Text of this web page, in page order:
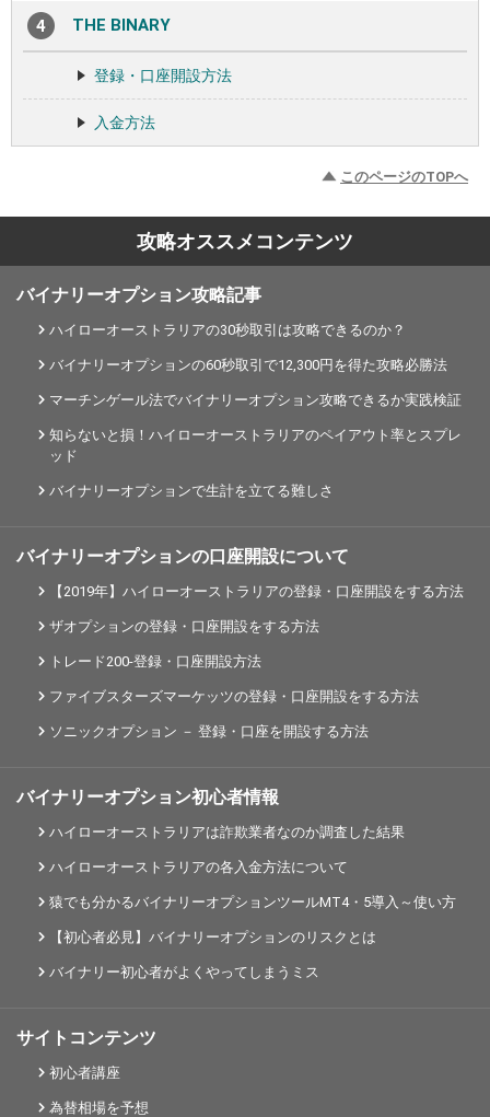
THE BINARY
登録・口座開設方法
入金方法
このページのTOPへ
攻略オススメコンテンツ
バイナリーオプション攻略記事
ハイローオーストラリアの30秒取引は攻略できるのか？
バイナリーオプションの60秒取引で12,300円を得た攻略必勝法
マーチンゲール法でバイナリーオプション攻略できるか実践検証
知らないと損！ハイローオーストラリアのペイアウト率とスプレ
ッド
バイナリーオプションで生計を立てる難しさ
バイナリーオプションの口座開設について
【2019年】ハイローオーストラリアの登録・口座開設をする方法
ザオプションの登録・口座開設をする方法
トレード200-登録・口座開設方法
ファイブスターズマーケッツの登録・口座開設をする方法
ソニックオプション － 登録・口座を開設する方法
バイナリーオプション初心者情報
ハイローオーストラリアは詐欺業者なのか調査した結果
ハイローオーストラリアの各入金方法について
猿でも分かるバイナリーオプションツールMT4・5導入～使い方
【初心者必見】バイナリーオプションのリスクとは
バイナリー初心者がよくやってしまうミス
サイトコンテンツ
初心者講座
為替相場を予想